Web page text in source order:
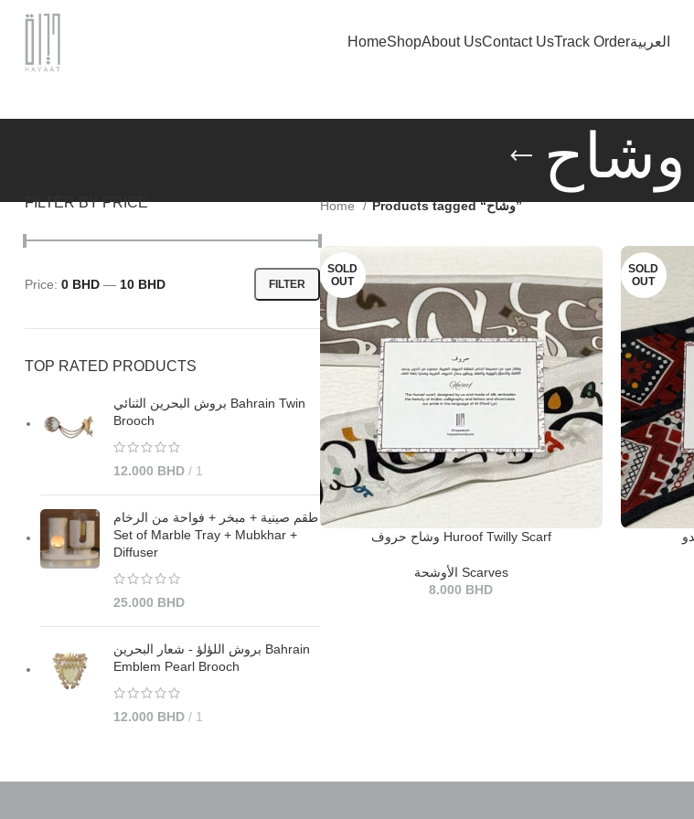
HomeShopAbout UsContact UsTrack Orderالعربية
وشاح
FILTER BY PRICE
FILTER
Price: 0 BHD — 10 BHD
TOP RATED PRODUCTS
بروش البحرين الثنائي Bahrain Twin
Brooch
12.000 BHD 1
طقم صينية + مبخر + فواحة من الرخام
Set of Marble Tray + Mubkhar +
Diffuser
25.000 BHD
بروش اللؤلؤ - شعار البحرين Bahrain
Emblem Pearl Brooch
12.000 BHD 1
Home Products tagged “وشاح”
SOLD
OUT
READ MORE وشاح حروف Huroof Twilly Scarf
الأوشحة Scarves
8.000 BHD
SOLD
OUT
READ MORE